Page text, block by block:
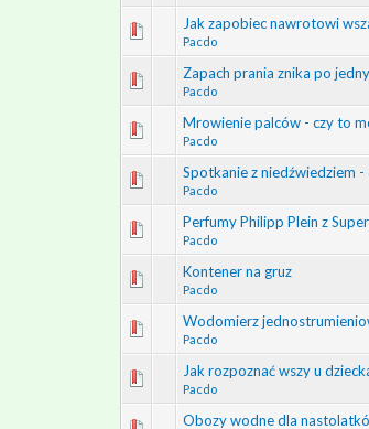
Jak zapobiec nawrotowi
Pacdo
Zapach prania znika po
Pacdo
Mrowienie palców - czy to
Pacdo
Spotkanie z niedźwiedziem -
Pacdo
Perfumy Philipp Plein z
Pacdo
Kontener na gruz
Pacdo
Wodomierz
Pacdo
Jak rozpoznać wszy u
Pacdo
Obozy wodne dla